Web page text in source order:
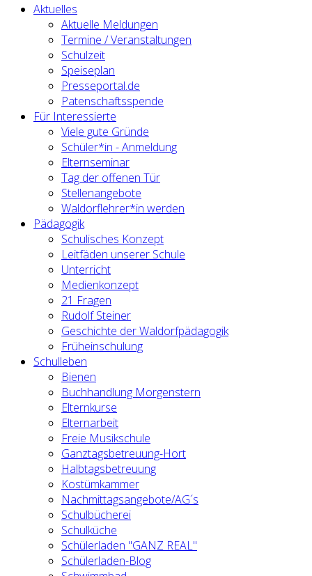
Aktuelles
Aktuelle Meldungen
Termine / Veranstaltungen
Schulzeit
Speiseplan
Presseportal.de
Patenschaftsspende
Für Interessierte
Viele gute Gründe
Schüler*in - Anmeldung
Elternseminar
Tag der offenen Tür
Stellenangebote
Waldorflehrer*in werden
Pädagogik
Schulisches Konzept
Leitfäden unserer Schule
Unterricht
Medienkonzept
21 Fragen
Rudolf Steiner
Geschichte der Waldorfpädagogik
Früheinschulung
Schulleben
Bienen
Buchhandlung Morgenstern
Elternkurse
Elternarbeit
Freie Musikschule
Ganztagsbetreuung-Hort
Halbtagsbetreuung
Kostümkammer
Nachmittagsangebote/AG´s
Schulbücherei
Schulküche
Schülerladen "GANZ REAL"
Schülerladen-Blog